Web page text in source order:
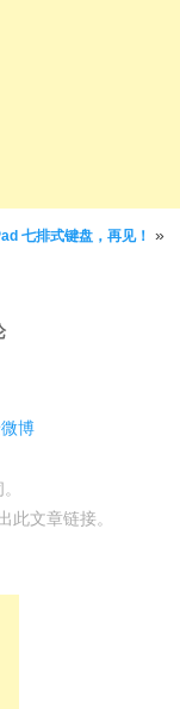
七排式键盘，再见！ »
博
此文章链接。